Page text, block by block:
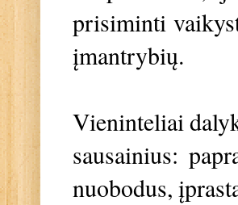
prisiminti
įmantrybių.
Vieninteliai
sausainius:
nuobodus,